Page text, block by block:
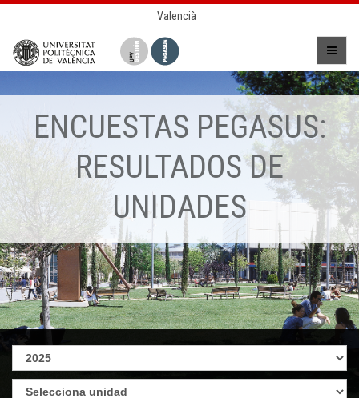
Valencià
ENCUESTAS PEGASUS:
RESULTADOS DE
UNIDADES